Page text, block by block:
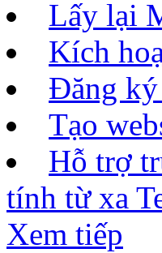
Lấy lại
Kích
Đăng
Tạo
Hỗ trợ
tính từ xa
Xem tiếp